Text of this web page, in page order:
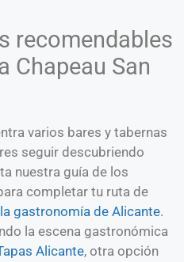
recomendables
Chapeau San
varios bares y tabernas
seguir descubriendo
nuestra guía de los
completar tu ruta de
la gastronomía de Alicante.
la escena gastronómica
Alicante, otra opción